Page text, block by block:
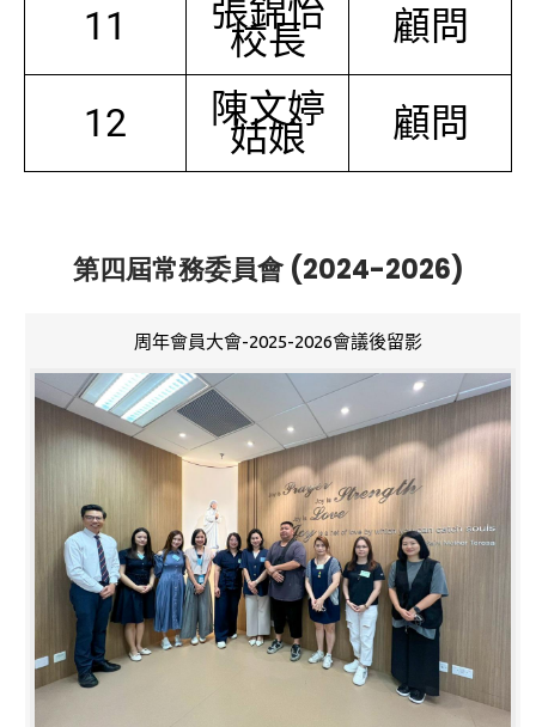
11 張錦怡
校長 顧問
12 陳文婷
姑娘 顧問
第四屆常務委員會 (2024-2026)
周年會員大會-2025-2026會議後留影